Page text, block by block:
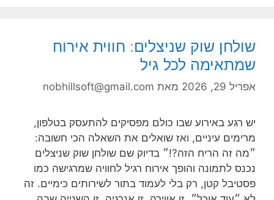
שולחן שוק שניצלים: חווית אירוח
שמתאימה לכל גיל
אפריל 29, 2026 מאת nobhillsoft@gmail.com
יש רגע באירוע שבו כולם מפסיקים להתעסק בטלפון,
מרימים עיניים, ואז שואלים את השאלה הכי חשובה:
״מה זה הריח הזה?!״ בדיוק שם שולחן שוק שניצלים
נכנס לתמונה והופך אירוח רגיל לחוויה שמרגישה כמו
פסטיבל קטן, רק בלי לעמוד בתור לשירותים כימיים. זה